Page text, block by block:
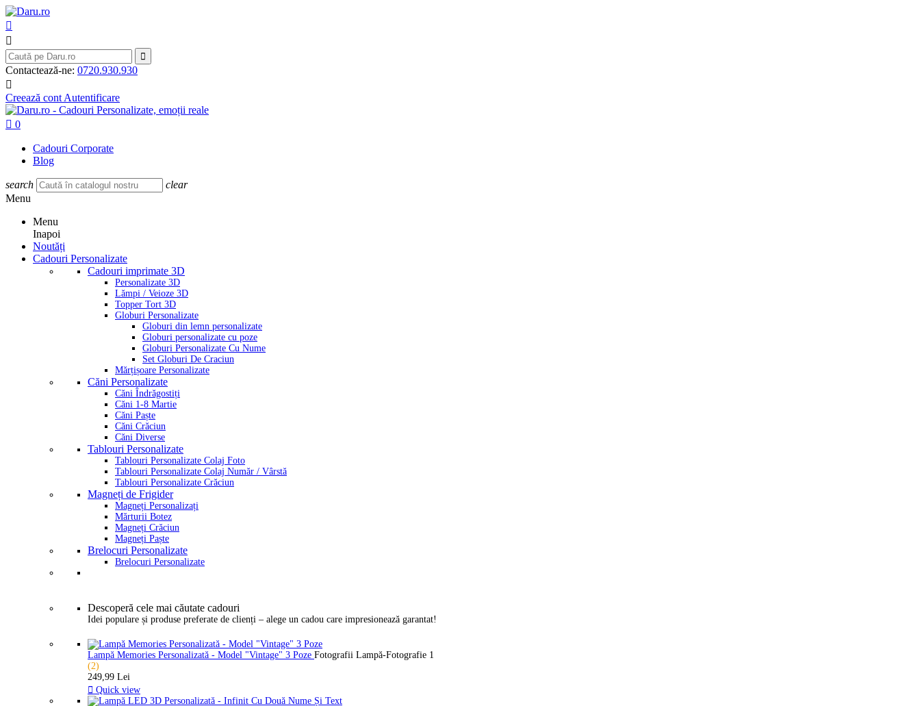



Contactează-ne: 0720.930.930

Creează cont Autentificare
 0
Cadouri Corporate
Blog
search
clear
Menu
Menu
Inapoi
Noutăți
Cadouri Personalizate
Cadouri imprimate 3D
Personalizate 3D
Lămpi / Veioze 3D
Topper Tort 3D
Globuri Personalizate
Globuri din lemn personalizate
Globuri personalizate cu poze
Globuri Personalizate Cu Nume
Set Globuri De Craciun
Mărțișoare Personalizate
Căni Personalizate
Căni Îndrăgostiți
Căni 1-8 Martie
Căni Paște
Căni Crăciun
Căni Diverse
Tablouri Personalizate
Tablouri Personalizate Colaj Foto
Tablouri Personalizate Colaj Număr / Vârstă
Tablouri Personalizate Crăciun
Magneți de Frigider
Magneți Personalizați
Mărturii Botez
Magneți Crăciun
Magneți Paște
Brelocuri Personalizate
Brelocuri Personalizate
Descoperă cele mai căutate cadouri
Idei populare și produse preferate de clienți – alege un cadou care impresionează garantat!
Lampă Memories Personalizată - Model "Vintage" 3 Poze Fotografii Lampă-Fotografie 1
(2)
249,99 Lei
 Quick view